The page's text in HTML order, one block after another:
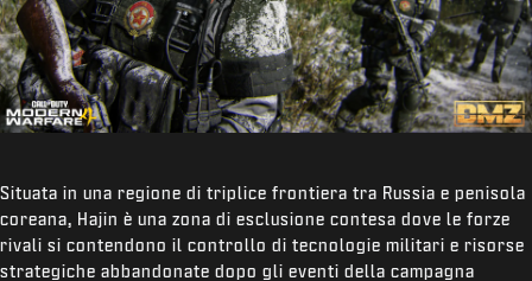
Situata in una regione di triplice frontiera tra Russia e penisola
coreana, Hajin è una zona di esclusione contesa dove le forze
rivali si contendono il controllo di tecnologie militari e risorse
strategiche abbandonate dopo gli eventi della campagna